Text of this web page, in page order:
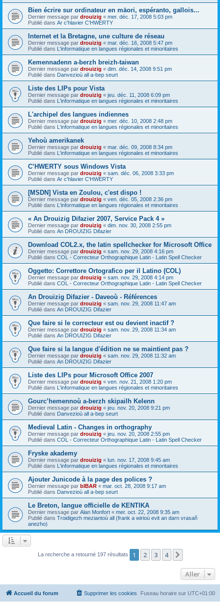
Bien écrire sur ordinateur en māori, espéranto, gallois...
Dernier message par drouizig « mer. déc. 17, 2008 5:03 pm
Publié dans Ar c'hlavier C'HWERTY
Internet et la Bretagne, une culture de réseau
Dernier message par drouizig « mar. déc. 16, 2008 5:47 pm
Publié dans L'informatique en langues régionales et minoritaires
Kemennadenn a-berzh breizh-taiwan
Dernier message par drouizig « dim. déc. 14, 2008 9:51 pm
Publié dans Danvezioù all a-bep seurt
Liste des LIPs pour Vista
Dernier message par drouizig « jeu. déc. 11, 2008 6:09 pm
Publié dans L'informatique en langues régionales et minoritaires
L'archipel des langues indiennes
Dernier message par drouizig « mer. déc. 10, 2008 2:48 pm
Publié dans L'informatique en langues régionales et minoritaires
Yehoù amerikanek
Dernier message par drouizig « mar. déc. 09, 2008 8:34 pm
Publié dans L'informatique en langues régionales et minoritaires
C’HWERTY sous Windows Vista
Dernier message par drouizig « sam. déc. 06, 2008 3:33 pm
Publié dans Ar c'hlavier C'HWERTY
[MSDN] Vista en Zoulou, c'est dispo !
Dernier message par drouizig « ven. déc. 05, 2008 2:36 pm
Publié dans L'informatique en langues régionales et minoritaires
« An Drouizig Difazier 2007, Service Pack 4 »
Dernier message par drouizig « dim. nov. 30, 2008 2:55 pm
Publié dans An DROUIZIG Difazier
Download COL2.x, the latin spellchecker for Microsoft Office
Dernier message par drouizig « sam. nov. 29, 2008 4:16 pm
Publié dans COL - Correcteur Orthographique Latin - Latin Spell Checker
Oggetto: Correttore Ortografico per il Latino (COL)
Dernier message par drouizig « sam. nov. 29, 2008 4:14 pm
Publié dans COL - Correcteur Orthographique Latin - Latin Spell Checker
An Drouizig Difazier - Daveoù - Références
Dernier message par drouizig « sam. nov. 29, 2008 11:47 am
Publié dans An DROUIZIG Difazier
Que faire si le correcteur est ou devient inactif ?
Dernier message par drouizig « sam. nov. 29, 2008 11:34 am
Publié dans An DROUIZIG Difazier
Que faire si la langue d'édition ne se maintient pas ?
Dernier message par drouizig « sam. nov. 29, 2008 11:32 am
Publié dans An DROUIZIG Difazier
Liste des LIPs pour Microsoft Office 2007
Dernier message par drouizig « ven. nov. 21, 2008 1:20 pm
Publié dans L'informatique en langues régionales et minoritaires
Gourc’hemennoù a-berzh skipailh Kelenn
Dernier message par drouizig « jeu. nov. 20, 2008 9:21 pm
Publié dans Danvezioù all a-bep seurt
Medieval Latin - Changes in orthography
Dernier message par drouizig « jeu. nov. 20, 2008 2:55 pm
Publié dans COL - Correcteur Orthographique Latin - Latin Spell Checker
Fryske akademy
Dernier message par drouizig « lun. nov. 17, 2008 9:45 am
Publié dans L'informatique en langues régionales et minoritaires
Ajouter Junicode à la page des polices ?
Dernier message par bIBAR « mar. oct. 28, 2008 9:17 am
Publié dans Danvezioù all a-bep seurt
Le Breton, langue officielle de KENTIKA
Dernier message par Alan Monfort « mer. oct. 22, 2008 9:35 am
Publié dans Troidigezh meziantoù all (frank a wirioù evit an darn vrasañ
anezho)
La recherche a retourné 197 résultats 1 2 3 4
Aller
Accueil du forum Fuseau horaire sur UTC+01:00
Supprimer les cookies